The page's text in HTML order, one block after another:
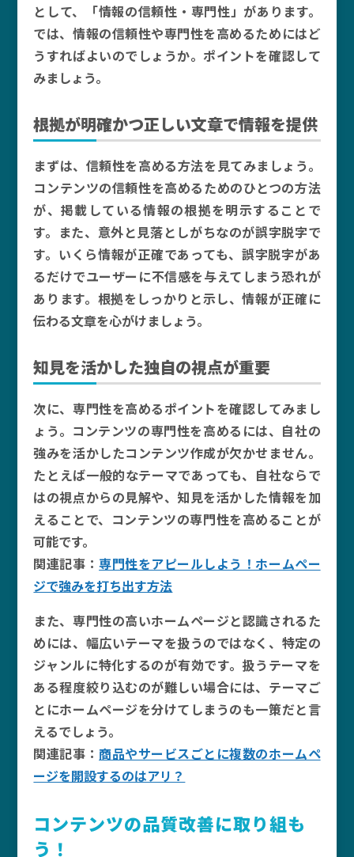
として、「情報の信頼性・専門性」があります。
では、情報の信頼性や専門性を高めるためにはど
うすればよいのでしょうか。ポイントを確認して
みましょう。
根拠が明確かつ正しい文章で情報を提供
まずは、信頼性を高める方法を見てみましょう。
コンテンツの信頼性を高めるためのひとつの方法
が、掲載している情報の根拠を明示することで
す。また、意外と見落としがちなのが誤字脱字で
す。いくら情報が正確であっても、誤字脱字があ
るだけでユーザーに不信感を与えてしまう恐れが
あります。根拠をしっかりと示し、情報が正確に
伝わる文章を心がけましょう。
知見を活かした独自の視点が重要
次に、専門性を高めるポイントを確認してみまし
ょう。コンテンツの専門性を高めるには、自社の
強みを活かしたコンテンツ作成が欠かせません。
たとえば一般的なテーマであっても、自社ならで
はの視点からの見解や、知見を活かした情報を加
えることで、コンテンツの専門性を高めることが
可能です。
関連記事：専門性をアピールしよう！ホームペー
ジで強みを打ち出す方法
また、専門性の高いホームページと認識されるた
めには、幅広いテーマを扱うのではなく、特定の
ジャンルに特化するのが有効です。扱うテーマを
ある程度絞り込むのが難しい場合には、テーマご
とにホームページを分けてしまうのも一策だと言
えるでしょう。
関連記事： 商品やサービスごとに複数のホームペ
ージを開設するのはアリ？
コンテンツの品質改善に取り組も
う！